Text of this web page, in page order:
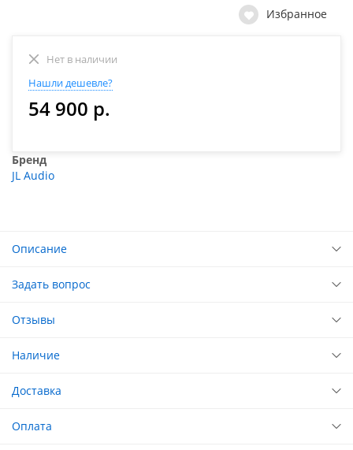
Избранное
Нет в наличии
Нашли дешевле?
54 900 р.
Бренд
JL Audio
Описание
Задать вопрос
Отзывы
Наличие
Доставка
Оплата